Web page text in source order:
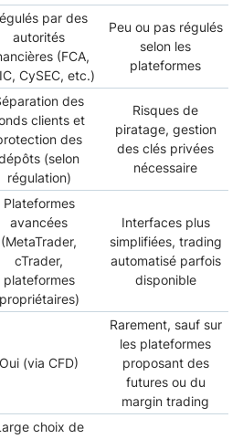
par des
autorités
(FCA,
CySEC, etc.)
Peu ou pas régulés
selon les
plateformes
des
clients et
des
(selon
régulation)
Risques de
piratage, gestion
des clés privées
nécessaire
Plateformes
avancées
(MetaTrader,
cTrader,
plateformes
propriétaires)
Interfaces plus
simplifiées, trading
automatisé parfois
disponible
Oui (via CFD)
Rarement, sauf sur
les plateformes
proposant des
futures ou du
margin trading
choix de